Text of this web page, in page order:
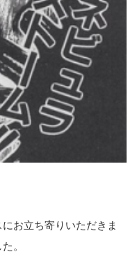
お立ち寄りいただきま
。